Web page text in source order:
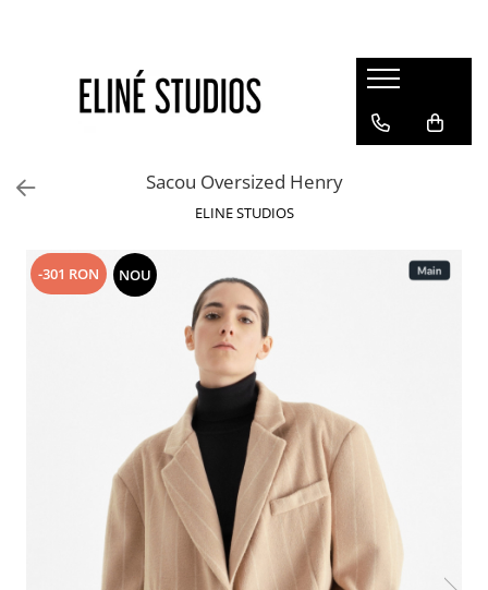
Best Sellers
Rochii
Pantaloni
Fuste
Lichidare de stoc
Sacou Oversized Henry
ELINE STUDIOS
-301 RON NOU